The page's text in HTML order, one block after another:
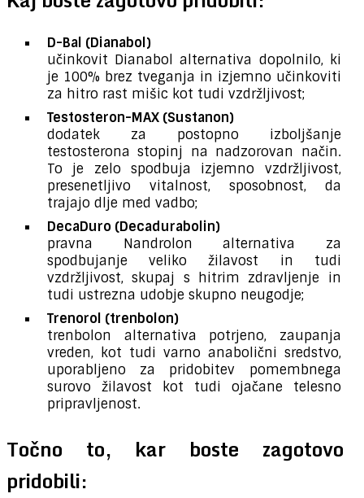
D-Bal (Dianabol)
učinkovit Dianabol alternativa dopolnilo, ki
je 100% brez tveganja in izjemno učinkoviti
za hitro rast mišic kot tudi vzdržljivost;
Testosteron-MAX (Sustanon)
dodatek za postopno izboljšanje
testosterona stopinj na nadzorovan način.
To je zelo spodbuja izjemno vzdržljivost,
presenetljivo vitalnost, sposobnost, da
trajajo dlje med vadbo;
DecaDuro (Decadurabolin)
pravna Nandrolon alternativa za
spodbujanje veliko žilavost in tudi
vzdržljivost, skupaj s hitrim zdravljenje in
tudi ustrezna udobje skupno neugodje;
Trenorol (trenbolon)
trenbolon alternativa potrjeno, zaupanja
vreden, kot tudi varno anabolični sredstvo,
uporabljeno za pridobitev pomembnega
surovo žilavost kot tudi ojačane telesno
pripravljenost.
Točno to, kar boste zagotovo
pridobili: